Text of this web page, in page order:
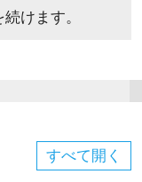
けます。
すべて 開く